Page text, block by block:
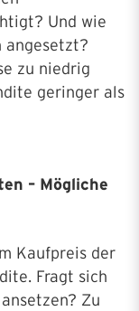
Und wie
angesetzt?
zu niedrig
geringer als
– Mögliche
Kaufpreis der
Fragt sich
Zu